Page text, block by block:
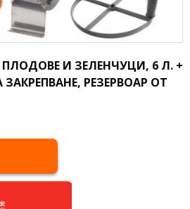
И ЗЕЛЕНЧУЦИ, 6 Л. +
РЕЗЕРВОАР ОТ